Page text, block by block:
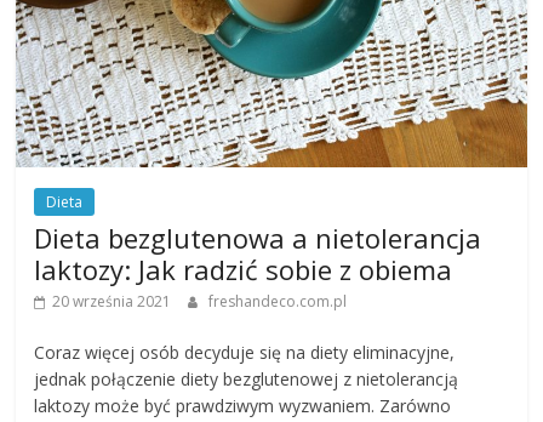
Dieta
Dieta bezglutenowa a nietolerancja
laktozy: Jak radzić sobie z obiema
20 września 2021 freshandeco.com.pl
Coraz więcej osób decyduje się na diety eliminacyjne,
jednak połączenie diety bezglutenowej z nietolerancją
laktozy może być prawdziwym wyzwaniem. Zarówno